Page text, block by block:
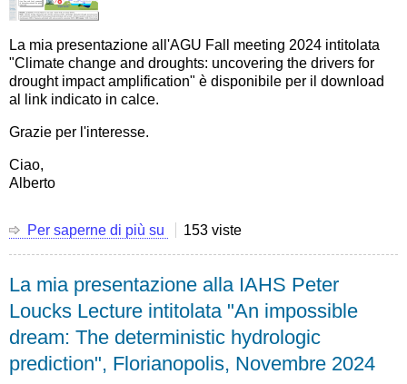
La mia presentazione all'AGU Fall meeting 2024 intitolata
"Climate change and droughts: uncovering the drivers for
drought impact amplification" è disponibile per il download
al link indicato in calce.
Grazie per l'interesse.
Ciao,
Alberto
Per saperne di più su
all'AGU
Fall
Meeting
2024
"Climate
change
153 viste
La mia presentazione alla IAHS Peter
Loucks Lecture intitolata "An impossible
dream: The deterministic hydrologic
prediction", Florianopolis, Novembre 2024